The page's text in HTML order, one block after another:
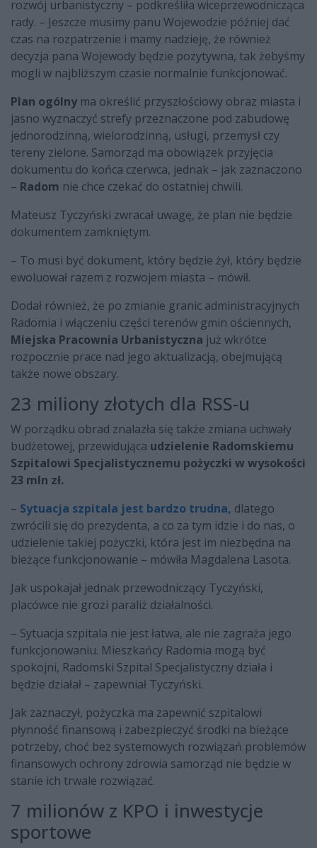
rozwój urbanistyczny – podkreśliła wiceprzewodnicząca
rady. – Jeszcze musimy panu Wojewodzie później dać
czas na rozpatrzenie i mamy nadzieję, że również
decyzja pana Wojewody będzie pozytywna, tak żebyśmy
mogli w najbliższym czasie normalnie funkcjonować.
Plan ogólny ma określić przyszłościowy obraz miasta i
jasno wyznaczyć strefy przeznaczone pod zabudowę
jednorodzinną, wielorodzinną, usługi, przemysł czy
tereny zielone. Samorząd ma obowiązek przyjęcia
dokumentu do końca czerwca, jednak – jak zaznaczono
– Radom nie chce czekać do ostatniej chwili.
Mateusz Tyczyński zwracał uwagę, że plan nie będzie
dokumentem zamkniętym.
– To musi być dokument, który będzie żył, który będzie
ewoluował razem z rozwojem miasta – mówił.
Dodał również, że po zmianie granic administracyjnych
Radomia i włączeniu części terenów gmin ościennych,
Miejska Pracownia Urbanistyczna już wkrótce
rozpocznie prace nad jego aktualizacją, obejmującą
także nowe obszary.
23 miliony złotych dla RSS-u
W porządku obrad znalazła się także zmiana uchwały
budżetowej, przewidująca udzielenie Radomskiemu
Szpitalowi Specjalistycznemu pożyczki w wysokości
23 mln zł.
– Sytuacja szpitala jest bardzo trudna, dlatego
zwrócili się do prezydenta, a co za tym idzie i do nas, o
udzielenie takiej pożyczki, która jest im niezbędna na
bieżące funkcjonowanie – mówiła Magdalena Lasota.
Jak uspokajał jednak przewodniczący Tyczyński,
placówce nie grozi paraliż działalności.
– Sytuacja szpitala nie jest łatwa, ale nie zagraża jego
funkcjonowaniu. Mieszkańcy Radomia mogą być
spokojni, Radomski Szpital Specjalistyczny działa i
będzie działał – zapewniał Tyczyński.
Jak zaznaczył, pożyczka ma zapewnić szpitalowi
płynność finansową i zabezpieczyć środki na bieżące
potrzeby, choć bez systemowych rozwiązań problemów
finansowych ochrony zdrowia samorząd nie będzie w
stanie ich trwale rozwiązać.
7 milionów z KPO i inwestycje
sportowe